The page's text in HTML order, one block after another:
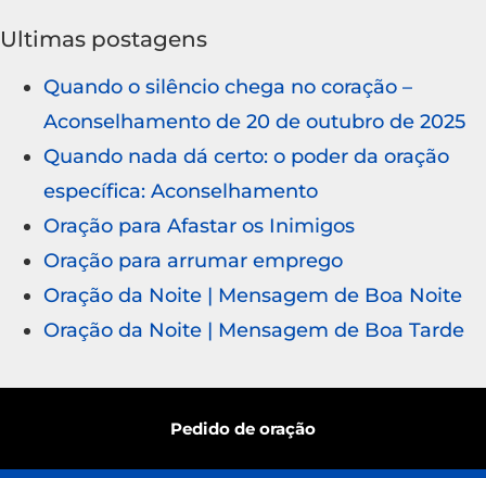
Ultimas postagens
Quando o silêncio chega no coração –
Aconselhamento de 20 de outubro de 2025
Quando nada dá certo: o poder da oração
específica: Aconselhamento
Oração para Afastar os Inimigos
Oração para arrumar emprego
Oração da Noite | Mensagem de Boa Noite
Oração da Noite | Mensagem de Boa Tarde
Pedido de oração